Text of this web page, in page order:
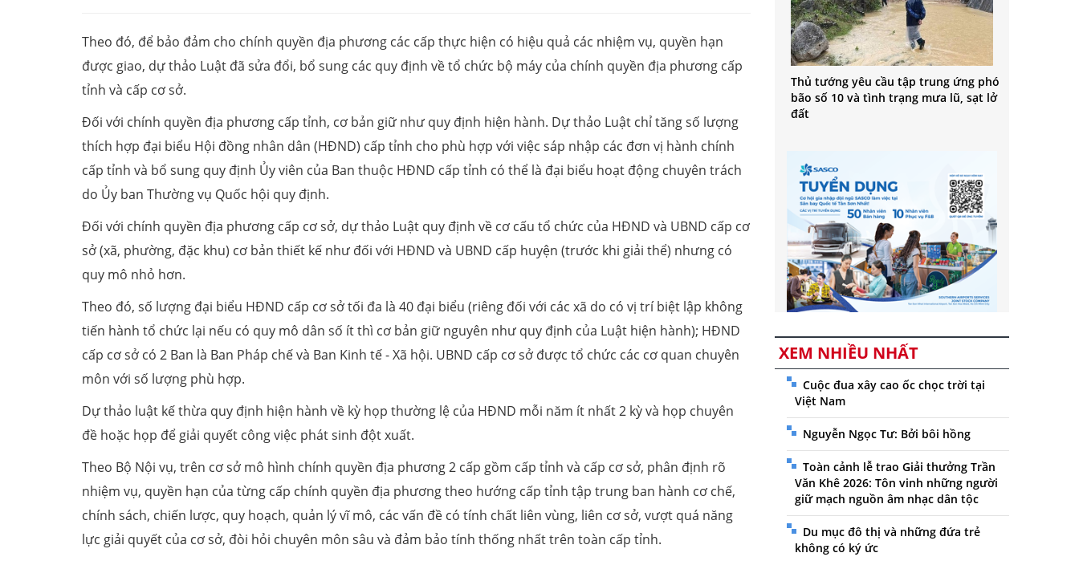
Theo đó, để bảo đảm cho chính quyền địa phương các cấp thực hiện có hiệu quả các nhiệm vụ, quyền hạn
được giao, dự thảo Luật đã sửa đổi, bổ sung các quy định về tổ chức bộ máy của chính quyền địa phương cấp
tỉnh và cấp cơ sở.
Đối với chính quyền địa phương cấp tỉnh, cơ bản giữ như quy định hiện hành. Dự thảo Luật chỉ tăng số lượng
thích hợp đại biểu Hội đồng nhân dân (HĐND) cấp tỉnh cho phù hợp với việc sáp nhập các đơn vị hành chính
cấp tỉnh và bổ sung quy định Ủy viên của Ban thuộc HĐND cấp tỉnh có thể là đại biểu hoạt động chuyên trách
do Ủy ban Thường vụ Quốc hội quy định.
Đối với chính quyền địa phương cấp cơ sở, dự thảo Luật quy định về cơ cấu tổ chức của HĐND và UBND cấp cơ
sở (xã, phường, đặc khu) cơ bản thiết kế như đối với HĐND và UBND cấp huyện (trước khi giải thể) nhưng có
quy mô nhỏ hơn.
Theo đó, số lượng đại biểu HĐND cấp cơ sở tối đa là 40 đại biểu (riêng đối với các xã do có vị trí biệt lập không
tiến hành tổ chức lại nếu có quy mô dân số ít thì cơ bản giữ nguyên như quy định của Luật hiện hành); HĐND
cấp cơ sở có 2 Ban là Ban Pháp chế và Ban Kinh tế - Xã hội. UBND cấp cơ sở được tổ chức các cơ quan chuyên
môn với số lượng phù hợp.
Dự thảo luật kế thừa quy định hiện hành về kỳ họp thường lệ của HĐND mỗi năm ít nhất 2 kỳ và họp chuyên
đề hoặc họp để giải quyết công việc phát sinh đột xuất.
Theo Bộ Nội vụ, trên cơ sở mô hình chính quyền địa phương 2 cấp gồm cấp tỉnh và cấp cơ sở, phân định rõ
nhiệm vụ, quyền hạn của từng cấp chính quyền địa phương theo hướng cấp tỉnh tập trung ban hành cơ chế,
chính sách, chiến lược, quy hoạch, quản lý vĩ mô, các vấn đề có tính chất liên vùng, liên cơ sở, vượt quá năng
lực giải quyết của cơ sở, đòi hỏi chuyên môn sâu và đảm bảo tính thống nhất trên toàn cấp tỉnh.
Thủ tướng yêu cầu tập trung ứng phó
bão số 10 và tình trạng mưa lũ, sạt lở
đất
XEM NHIỀU NHẤT
Cuộc đua xây cao ốc chọc trời tại
Việt Nam
Nguyễn Ngọc Tư: Bởi bôi hồng
Toàn cảnh lễ trao Giải thưởng Trần
Văn Khê 2026: Tôn vinh những người
giữ mạch nguồn âm nhạc dân tộc
Du mục đô thị và những đứa trẻ
không có ký ức